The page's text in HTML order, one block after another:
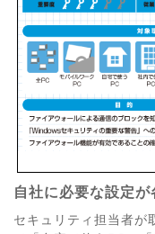
自社に必要な設定
セキュリティ担当者が